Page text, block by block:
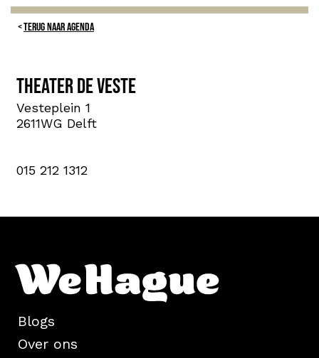
TERUG NAAR AGENDA
Theater de Veste
Vesteplein 1
2611WG Delft
015 212 1312
Blogs
Over ons